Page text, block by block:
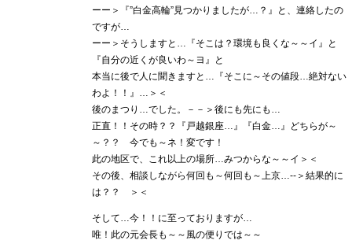
ーー＞『”白金高輪”見つかりましたが…？』と、連絡したの
ですが…
ーー＞そうしますと…『そこは？環境も良くな～～イ』と
『自分の近くが良いわ～ヨ』と
本当に後で人に聞きますと…『そこに～その値段…絶対ない
わよ！！』…＞＜
後のまつり…でした。－－＞後にも先にも…
正直！！その時？？『戸越銀座…』『白金…』どちらが～
～？？ 今でも～ネ！変です！
此の地区で、これ以上の場所…みつからな～～イ＞＜
その後、相談しながら何回も～何回も～上京…‐‐＞結果的に
は？？ ＞＜
そして…今！！に至っておりますが…
唯！此の元会長も～～風の便りでは～～